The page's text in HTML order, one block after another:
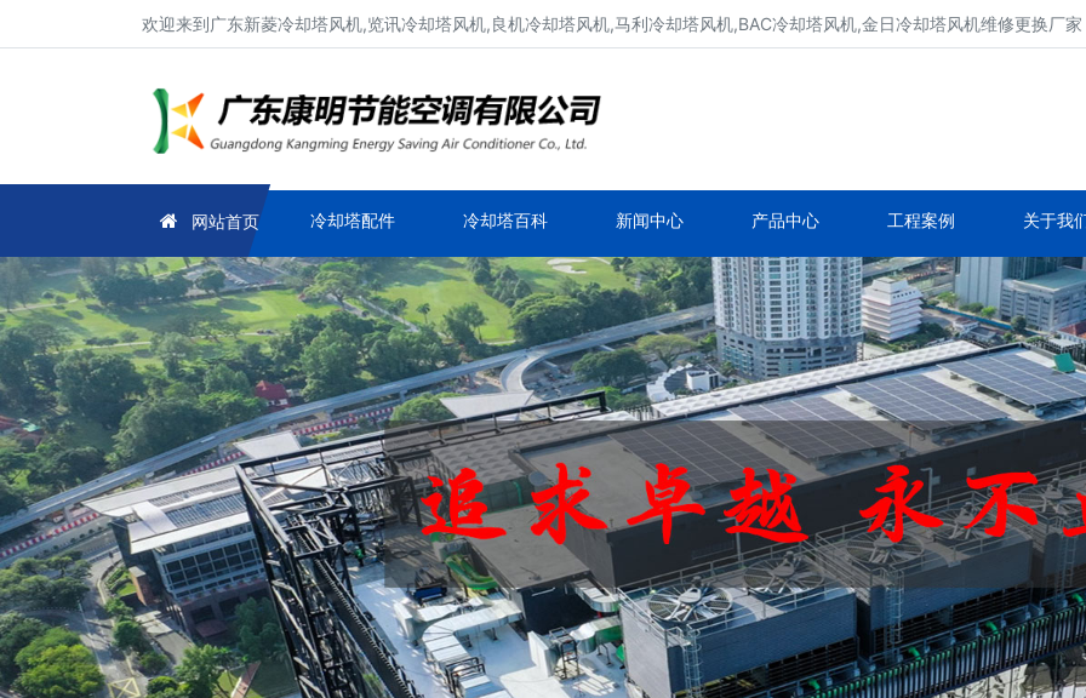
欢迎来到广东新菱冷却塔风机,览讯冷却塔风机,良机冷却塔风机,马利冷却塔风机,BAC冷却塔风机,金日冷却塔风机维修更换厂家
网站首页 冷却塔配件 冷却塔百科 新闻中心 产品中心 工程案例 关于我